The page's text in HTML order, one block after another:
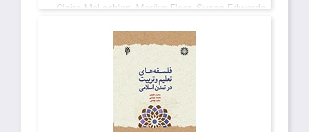
Claire McLachlan, Marilyn Fleer, Susan Edwards
دکتر محمد جوادی‌پور ، سید صادق موسوی ،
دکتر مرتضی بازدار قمچی‌قیه ، مریم بنی‌عامریان
Mohammad Javadipour , PhD , Seyyed Sadegh
Moosavi , Morteza Bazdar Ghamchighie , PhD ,
Maryam Baniamerian